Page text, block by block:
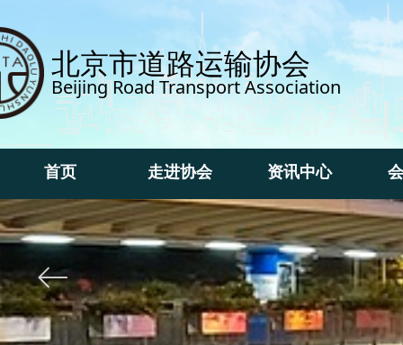
北京市道路运输协会
Beijing Road Transport Association
ꂃ
首页
首页
走进协会
走进协会
资讯中心
资讯中心